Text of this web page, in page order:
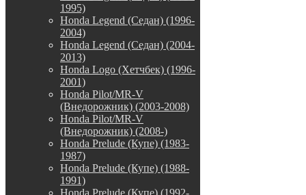
1995)
Honda Legend (Седан) (1996-
2004)
Honda Legend (Седан) (2004-
2013)
Honda Logo (Хетчбек) (1996-
2001)
Honda Pilot/MR-V
(Внедорожник) (2003-2008)
Honda Pilot/MR-V
(Внедорожник) (2008-)
Honda Prelude (Купе) (1983-
1987)
Honda Prelude (Купе) (1988-
1991)
Honda Prelude (Купе) (1992-